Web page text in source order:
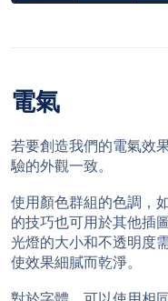
電氣
若要創造我們的電氣效
驗的外觀一致。
使用顏色群組的色調，
的技巧也可用於其他插
光燈的大小和不透明度
使效果細膩而乾淨。